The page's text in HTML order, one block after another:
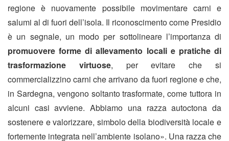
regione è nuovamente possibile movimentare carni e
salumi al di fuori dell’isola. Il riconoscimento come Presidio
è un segnale, un modo per sottolineare l’importanza di
promuovere forme di allevamento locali e pratiche di
trasformazione virtuose, per evitare che si
commercializzino carni che arrivano da fuori regione e che,
in Sardegna, vengono soltanto trasformate, come tuttora in
alcuni casi avviene. Abbiamo una razza autoctona da
sostenere e valorizzare, simbolo della biodiversità locale e
fortemente integrata nell’ambiente isolano». Una razza che